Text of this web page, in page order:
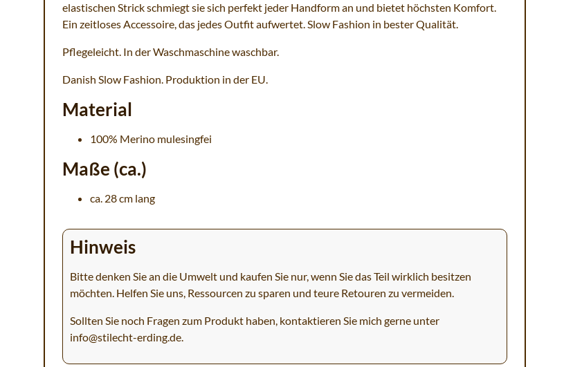
elastischen Strick schmiegt sie sich perfekt jeder Handform an und bietet höchsten Komfort.
Ein zeitloses Accessoire, das jedes Outfit aufwertet. Slow Fashion in bester Qualität.
Pflegeleicht. In der Waschmaschine waschbar.
Danish Slow Fashion. Produktion in der EU.
Material
100% Merino mulesingfei
Maße (ca.)
ca. 28 cm lang
Hinweis
Bitte denken Sie an die Umwelt und kaufen Sie nur, wenn Sie das Teil wirklich besitzen
möchten. Helfen Sie uns, Ressourcen zu sparen und teure Retouren zu vermeiden.
Sollten Sie noch Fragen zum Produkt haben, kontaktieren Sie mich gerne unter
info@stilecht-erding.de.